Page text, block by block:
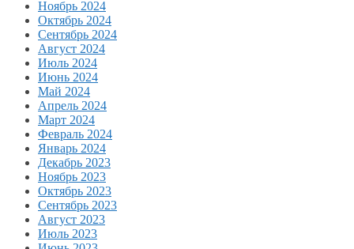
Ноябрь 2024
Октябрь 2024
Сентябрь 2024
Август 2024
Июль 2024
Июнь 2024
Май 2024
Апрель 2024
Март 2024
Февраль 2024
Январь 2024
Декабрь 2023
Ноябрь 2023
Октябрь 2023
Сентябрь 2023
Август 2023
Июль 2023